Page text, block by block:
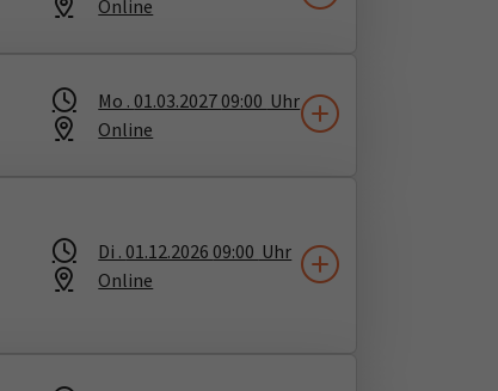
Online
Mo . 01.03.2027 09:00 Uhr
Online
Di . 01.12.2026 09:00 Uhr
Online